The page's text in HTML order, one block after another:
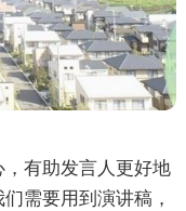
有助发言人更好地
需要用到演讲稿，